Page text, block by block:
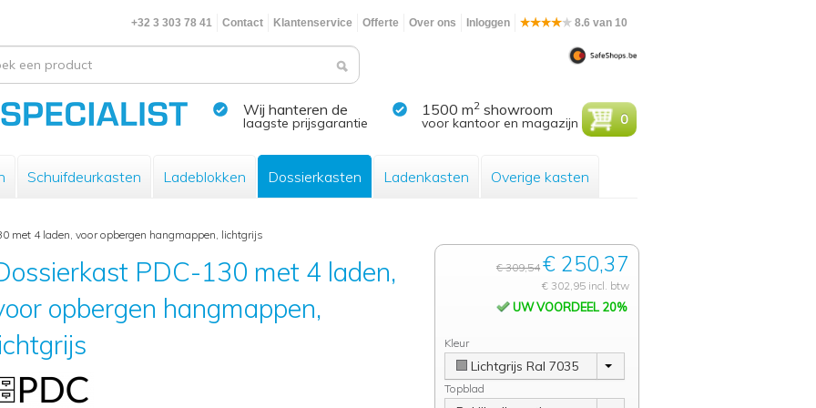
+32 3 303 78 41 Contact Klantenservice Offerte Over ons Inloggen 8.6 van 10
Wij hanteren de
laagste prijsgarantie
1500 m2 showroom
voor kantoor en magazijn 0
Schuifdeurkasten Ladeblokken Dossierkasten Ladenkasten Overige kasten
met 4 laden, voor opbergen hangmappen, lichtgrijs
PDC-130 met 4 laden,
opbergen hangmappen,
€ 309,54 € 250,37
€ 302,95 incl. btw
UW VOORDEEL 20%
Kleur
Lichtgrijs Ral 7035
Topblad